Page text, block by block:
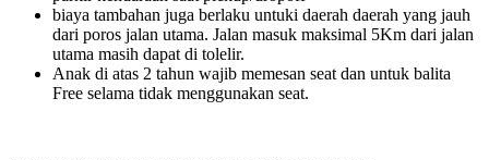
biaya tambahan juga berlaku untuki daerah daerah yang jauh
dari poros jalan utama. Jalan masuk maksimal 5Km dari jalan
utama masih dapat di tolelir.
Anak di atas 2 tahun wajib memesan seat dan untuk balita
Free selama tidak menggunakan seat.